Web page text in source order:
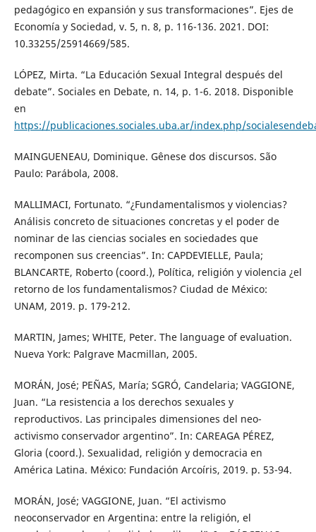
pedagógico en expansión y sus transformaciones”. Ejes de
Economía y Sociedad, v. 5, n. 8, p. 116-136. 2021. DOI:
10.33255/25914669/585.
LÓPEZ, Mirta. “La Educación Sexual Integral después del
debate”. Sociales en Debate, n. 14, p. 1-6. 2018. Disponible
en
https://publicaciones.sociales.uba.ar/index.php/
MAINGUENEAU, Dominique. Gênese dos discursos. São
Paulo: Parábola, 2008.
MALLIMACI, Fortunato. “¿Fundamentalismos y violencias?
Análisis concreto de situaciones concretas y el poder de
nominar de las ciencias sociales en sociedades que
recomponen sus creencias”. In: CAPDEVIELLE, Paula;
BLANCARTE, Roberto (coord.), Política, religión y violencia ¿el
retorno de los fundamentalismos? Ciudad de México:
UNAM, 2019. p. 179-212.
MARTIN, James; WHITE, Peter. The language of evaluation.
Nueva York: Palgrave Macmillan, 2005.
MORÁN, José; PEÑAS, María; SGRÓ, Candelaria; VAGGIONE,
Juan. “La resistencia a los derechos sexuales y
reproductivos. Las principales dimensiones del neo-
activismo conservador argentino”. In: CAREAGA PÉREZ,
Gloria (coord.). Sexualidad, religión y democracia en
América Latina. México: Fundación Arcoíris, 2019. p. 53-94.
MORÁN, José; VAGGIONE, Juan. “El activismo
neoconservador en Argentina: entre la religión, el